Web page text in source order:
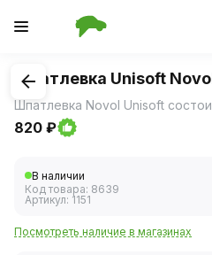
1/1
Шпатлевка Unisoft
Шпатлевка Novol Unisoft
820 ₽
В наличии
Код товара: 8639
Артикул: 1151
Посмотреть наличие в магазинах